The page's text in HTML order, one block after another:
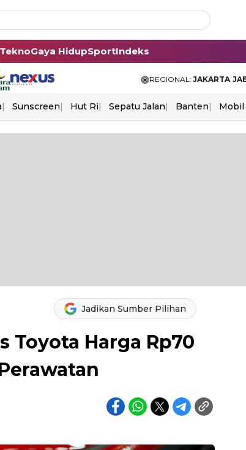
TeknoGaya HidupSportIndeks
REGIONAL: JAKARTA
Sunscreen Hut Ri Sepatu Jalan Banten
Jadikan Sumber Pilihan
Toyota Harga Rp70